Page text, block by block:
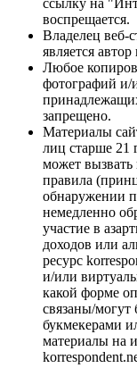
воспрещается.
Владелец веб-
является
Любое
фотографий и/
запрещено.
Материалы
лиц старше 21
может
правила
обнаружении
немедленно
участие в
доходов или
ресурс
и/или
какой форме
связаны/могут
букмекерами
материалы на